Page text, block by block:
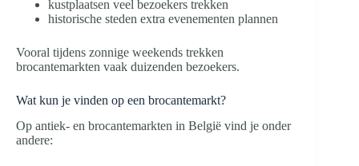
kustplaatsen veel bezoekers trekken
historische steden extra evenementen plannen
Vooral tijdens zonnige weekends trekken
brocantemarkten vaak duizenden bezoekers.
Wat kun je vinden op een brocantemarkt?
Op antiek- en brocantemarkten in België vind je onder
andere: